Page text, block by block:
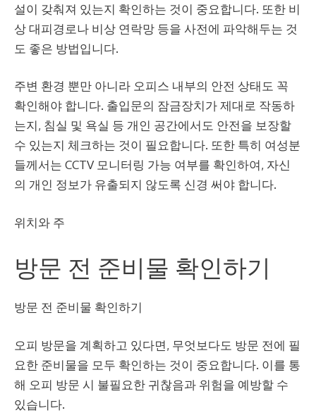
설이 갖춰져 있는지 확인하는 것이 중요합니다. 또한 비
상 대피경로나 비상 연락망 등을 사전에 파악해두는 것
도 좋은 방법입니다.
주변 환경 뿐만 아니라 오피스 내부의 안전 상태도 꼭
확인해야 합니다. 출입문의 잠금장치가 제대로 작동하
는지, 침실 및 욕실 등 개인 공간에서도 안전을 보장할
수 있는지 체크하는 것이 필요합니다. 또한 특히 여성분
들께서는 CCTV 모니터링 가능 여부를 확인하여, 자신
의 개인 정보가 유출되지 않도록 신경 써야 합니다.
위치와 주
방문 전 준비물 확인하기
방문 전 준비물 확인하기
오피 방문을 계획하고 있다면, 무엇보다도 방문 전에 필
요한 준비물을 모두 확인하는 것이 중요합니다. 이를 통
해 오피 방문 시 불필요한 귀찮음과 위험을 예방할 수
있습니다.